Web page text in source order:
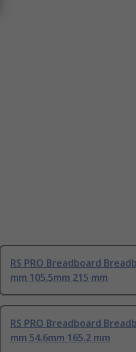
RS PRO Breadboard
mm 105.5mm 215 mm
RS PRO Breadboard
mm 54.6mm 165.2 mm